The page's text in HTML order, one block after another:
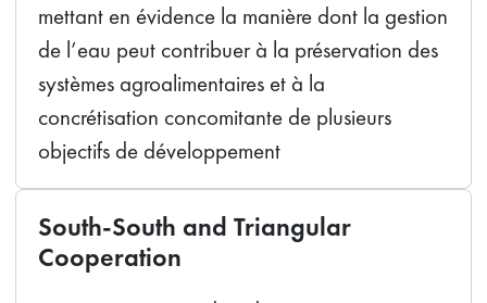
mettant en évidence la manière dont la gestion
de l’eau peut contribuer à la préservation des
systèmes agroalimentaires et à la
concrétisation concomitante de plusieurs
objectifs de développement
South-South and Triangular
Cooperation